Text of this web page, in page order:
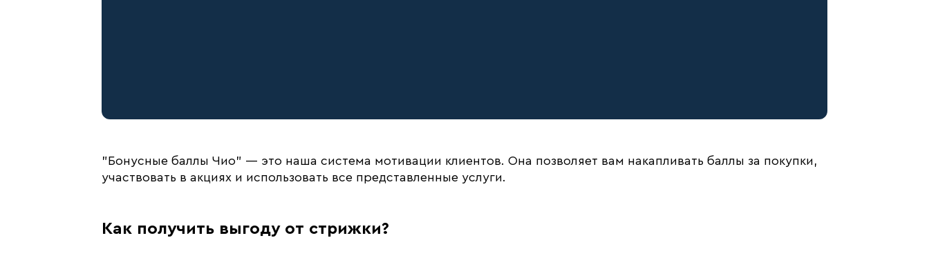
"Бонусные баллы Чио" — это наша система мотивации клиентов. Она позволяет вам накапливать баллы за покупки,
участвовать в акциях и использовать все представленные услуги.
Как получить выгоду от стрижки?